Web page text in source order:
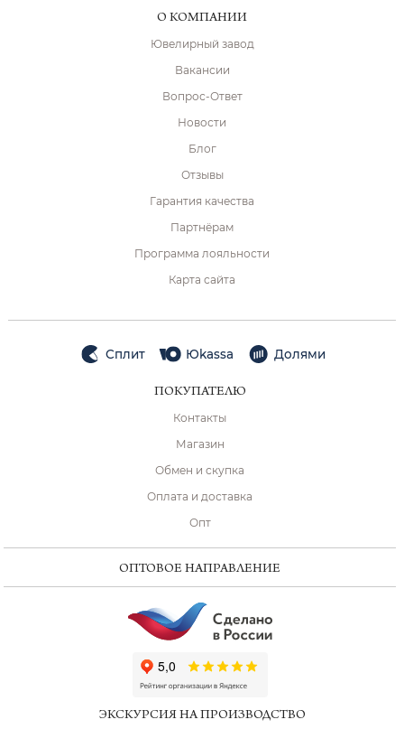
О КОМПАНИИ
Ювелирный завод
Вакансии
Вопрос-Ответ
Новости
Блог
Отзывы
Гарантия качества
Партнёрам
Программа лояльности
Карта сайта
Сплит Юkassa Долями
ПОКУПАТЕЛЮ
Контакты
Магазин
Обмен и скупка
Оплата и доставка
Опт
ОПТОВОЕ НАПРАВЛЕНИЕ
ЭКСКУРСИЯ НА ПРОИЗВОДСТВО